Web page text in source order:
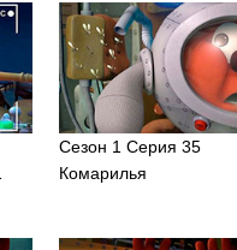
Сезон 1 Серия 35
Комарилья